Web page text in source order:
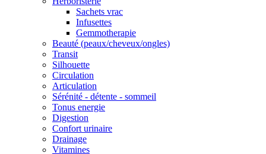
Sachets vrac
Infusettes
Gemmotherapie
Beauté (peaux/cheveux/ongles)
Transit
Silhouette
Circulation
Articulation
Sérénité - détente - sommeil
Tonus energie
Digestion
Confort urinaire
Drainage
Vitamines